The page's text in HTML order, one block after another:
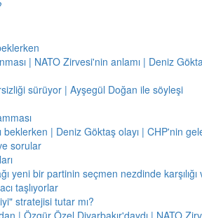
| NATO Zirvesi'nin anlamı | Deniz
sürüyor | Ayşegül Doğan ile söyleşi
beklerken | Deniz Göktaş olayı | CHP'nin
sorular
yeni bir partinin seçmen nezdinde karşılığı
taşlıyorlar
stratejisi tutar mı?
| Özgür Özel Diyarbakır'daydı | NATO